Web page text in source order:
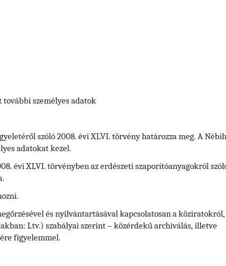
személyes adatok
szóló 2008. évi XLVI. törvény határozza meg. A
adatokat kezel.
évi XLVI. törvényben az erdészeti szaporítóanyagokról
és nyilvántartásával kapcsolatosan a köziratokról,
Ltv.) szabályai szerint – közérdekű archiválás, illetve
figyelemmel.